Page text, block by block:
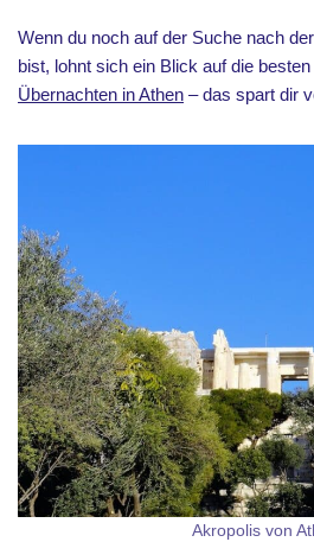
Wenn du noch auf der Suche nach
bist, lohnt sich ein Blick auf die besten
Übernachten in Athen – das spart dir
Akropolis von